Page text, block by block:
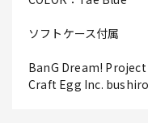
ソフトケース付属
BanG Dream! Project
Craft Egg Inc.